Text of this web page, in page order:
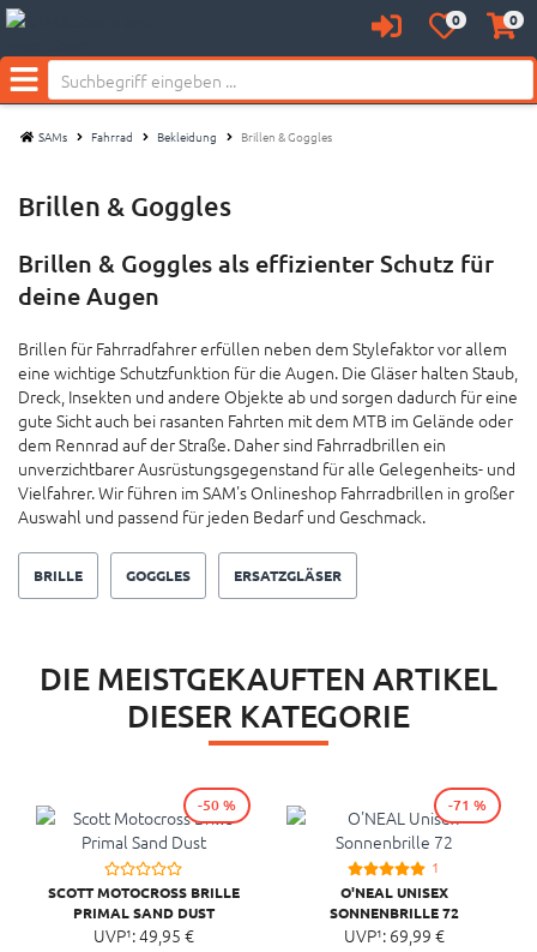
AnmeldenMerkzettel
aufklappen
0 0
Menü
SAMs Fahrrad Bekleidung Brillen & Goggles
Brillen & Goggles
Brillen & Goggles als effizienter Schutz für
deine Augen
Brillen für Fahrradfahrer erfüllen neben dem Stylefaktor vor allem
eine wichtige Schutzfunktion für die Augen. Die Gläser halten Staub,
Dreck, Insekten und andere Objekte ab und sorgen dadurch für eine
gute Sicht auch bei rasanten Fahrten mit dem MTB im Gelände oder
dem Rennrad auf der Straße. Daher sind Fahrradbrillen ein
unverzichtbarer Ausrüstungsgegenstand für alle Gelegenheits- und
Vielfahrer. Wir führen im SAM's Onlineshop Fahrradbrillen in großer
Auswahl und passend für jeden Bedarf und Geschmack.
BRILLE GOGGLES ERSATZGLÄSER
DIE MEISTGEKAUFTEN ARTIKEL
DIESER KATEGORIE
SCOTT MOTOCROSS BRILLE
PRIMAL SAND DUST
UVP¹:49,95 €
-50 %
1
O'NEAL UNISEX
SONNENBRILLE 72
UVP¹: 69,99 €
-71 %